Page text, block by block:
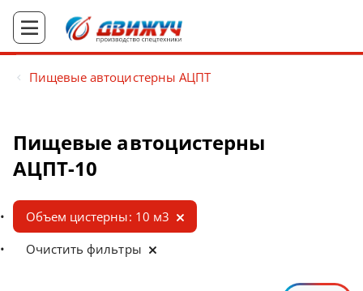
Пищевые автоцистерны АЦПТ
Пищевые автоцистерны
АЦПТ-10
Объем цистерны: 10 м3
Очистить фильтры